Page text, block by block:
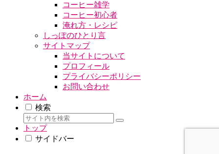
コーヒー雑学
コーヒー初心者
淹れ方・レシピ
しっぽのひとり言
サイトマップ
当サイトについて
プロフィール
プライバシーポリシー
お問い合わせ
ホーム
検索
トップ
サイドバー